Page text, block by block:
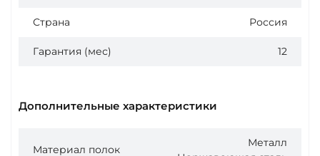
Страна Россия
Гарантия (мес) 12
Дополнительные характеристики
Материал полок
Металл